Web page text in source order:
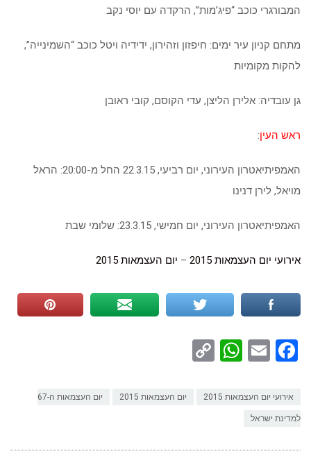
המבורגרי כוכב “פיג’מות”, הרקדה עם יוסי נקב
מתחם קניון עיר ימים: חיפזון וזהירון, ידידיה ויטל כוכב “השמינייה”,
להקות מקומיות
גן עובדיה: אלירן הליצן, עדי הקוסם, קובי ראובן
ראש העין:
האמפיתיאטרון העירוני, יום רביעי, 22.3.15 החל מ-20:00: הראל
מויאל, לירן דנינו
האמפיתיאטרון העירוני, יום חמישי, 23.3.15: שלומי שבת
אירועי יום העצמאות 2015 – יום העצמאות 2015
Facebook
Email
WhatsApp
אירועי יום העצמאות 2015 יום העצמאות 2015 יום העצמאות ה-67
למדינת ישראל